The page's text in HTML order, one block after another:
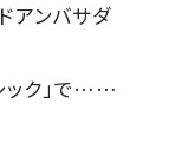
アンバサダ
ック」で……